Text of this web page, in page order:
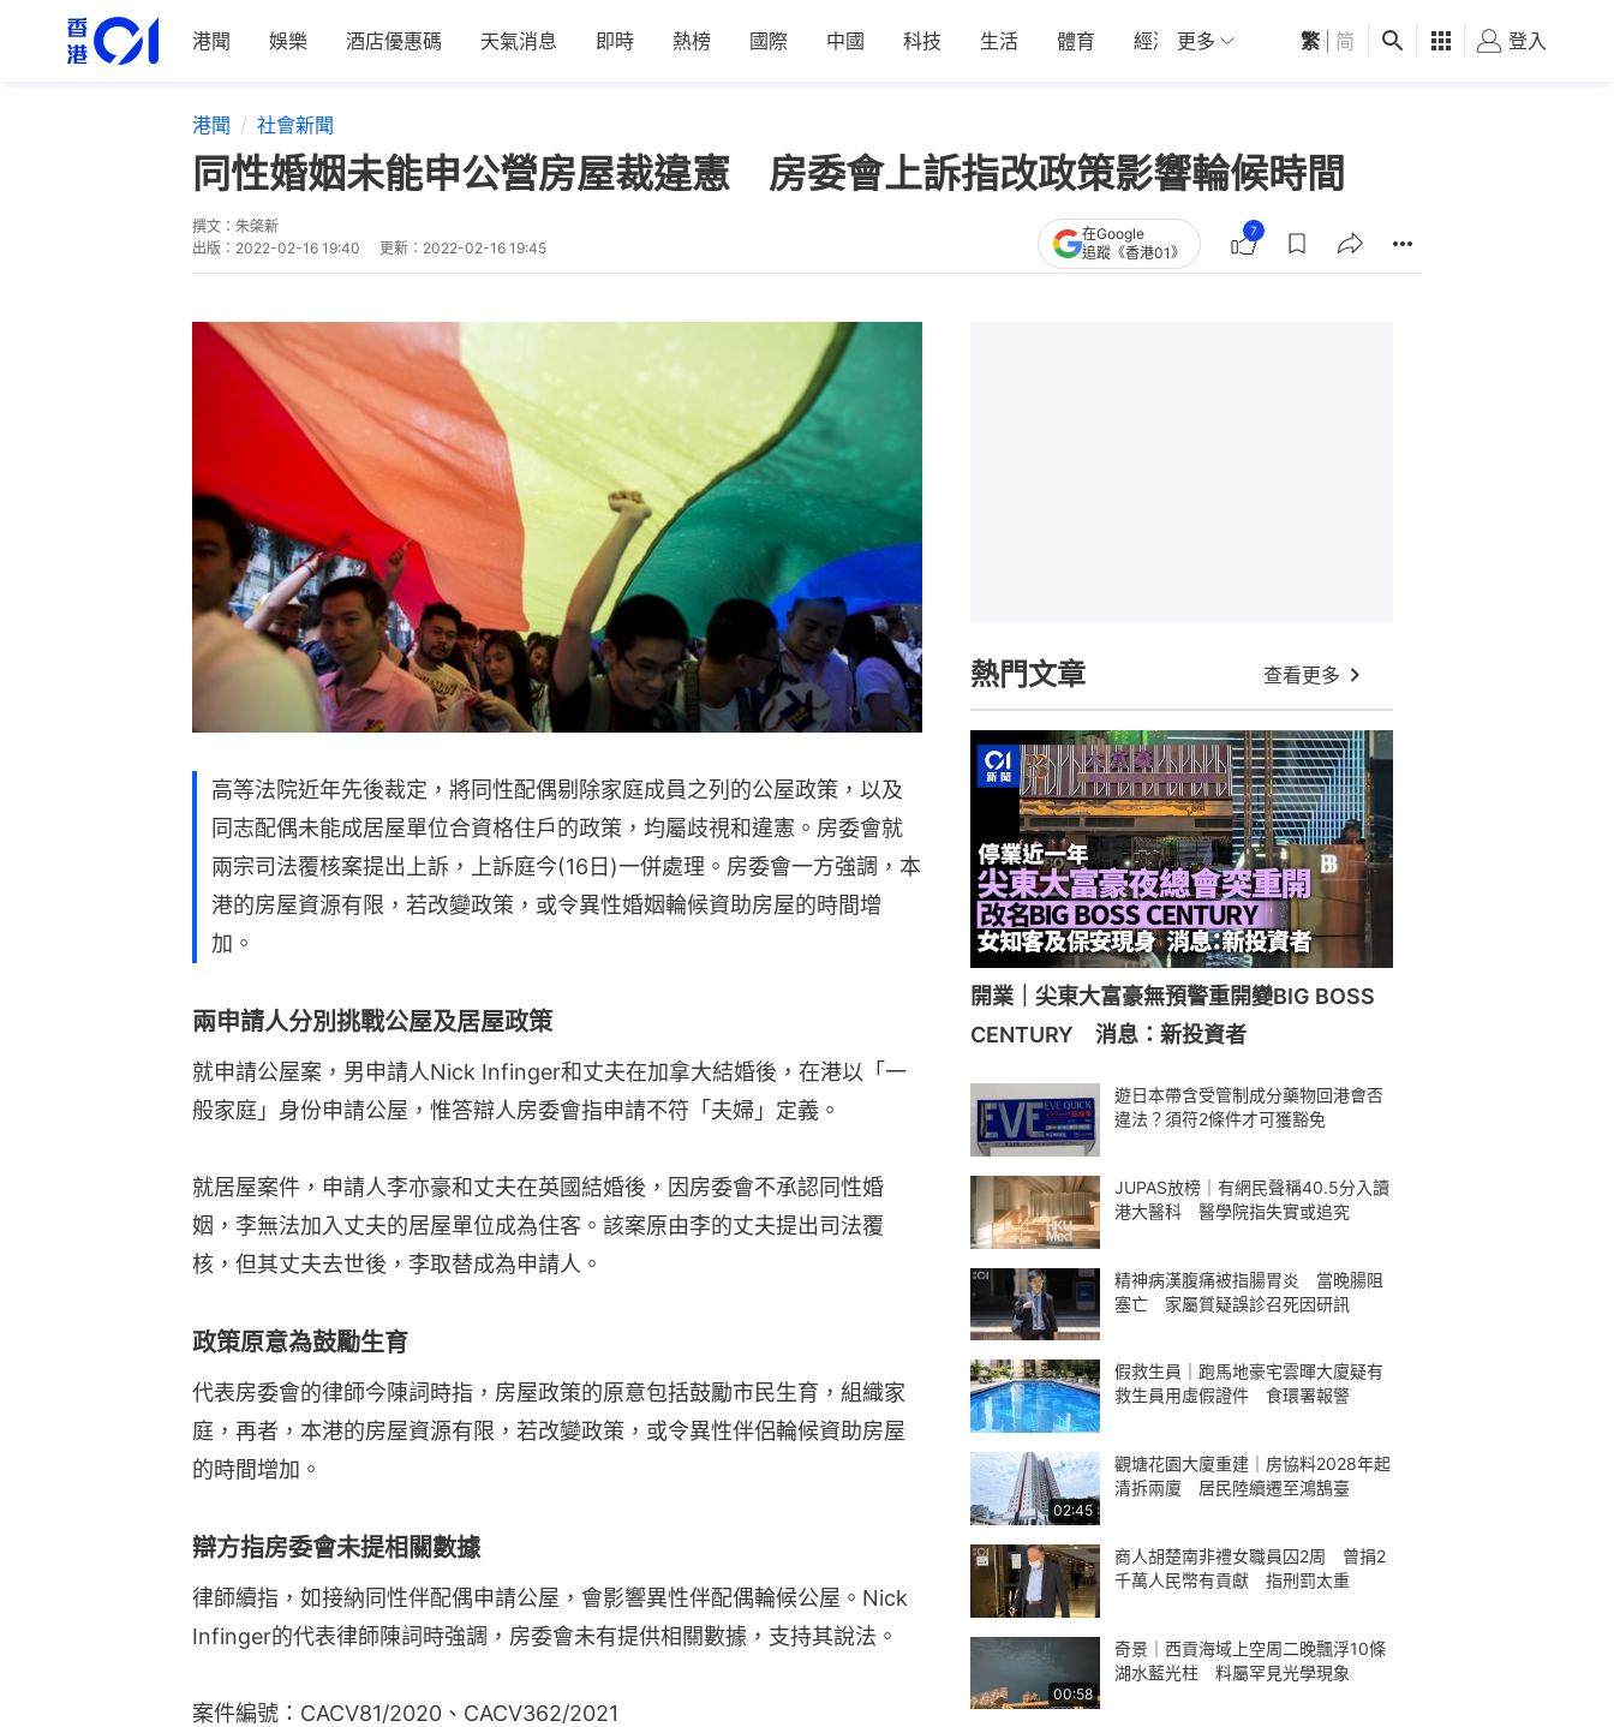
港聞 娛樂 酒店優惠碼 天氣消息 即時 熱榜 國際 中國 科技 生活 體育 經濟 01深圳 觀點 健康 好食玩飛
更多 繁 简 登入
港聞 社會新聞
同性婚姻未能申公營房屋裁違憲 房委會上訴指改政策影響輪候時間
撰文： 朱棨新
出版： 2022-02-16 19:40 更新： 2022-02-16 19:45
在Google
追蹤《香港01》
7
高等法院近年先後裁定，將同性配偶剔除家庭成員之列的公屋政策，以及
同志配偶未能成居屋單位合資格住戶的政策，均屬歧視和違憲。房委會就
兩宗司法覆核案提出上訴，上訴庭今(16日)一併處理。房委會一方強調，本
港的房屋資源有限，若改變政策，或令異性婚姻輪候資助房屋的時間增
加。
兩申請人分別挑戰公屋及居屋政策
就申請公屋案，男申請人Nick Infinger和丈夫在加拿大結婚後，在港以「一
般家庭」身份申請公屋，惟答辯人房委會指申請不符「夫婦」定義。
就居屋案件，申請人李亦豪和丈夫在英國結婚後，因房委會不承認同性婚
姻，李無法加入丈夫的居屋單位成為住客。該案原由李的丈夫提出司法覆
核，但其丈夫去世後，李取替成為申請人。
政策原意為鼓勵生育
代表房委會的律師今陳詞時指，房屋政策的原意包括鼓勵市民生育，組織家
庭，再者，本港的房屋資源有限，若改變政策，或令異性伴侶輪候資助房屋
的時間增加。
辯方指房委會未提相關數據
律師續指，如接納同性伴配偶申請公屋，會影響異性伴配偶輪候公屋。Nick
Infinger的代表律師陳詞時強調，房委會未有提供相關數據，支持其說法。
案件編號：CACV81/2020、CACV362/2021
熱門文章 查看更多
開業｜尖東大富豪無預警重開變BIG BOSS
CENTURY 消息：新投資者
遊日本帶含受管制成分藥物回港會否
違法？須符2條件才可獲豁免
JUPAS放榜｜有網民聲稱40.5分入讀
港大醫科 醫學院指失實或追究
精神病漢腹痛被指腸胃炎 當晚腸阻
塞亡 家屬質疑誤診召死因研訊
假救生員｜跑馬地豪宅雲暉大廈疑有
救生員用虛假證件 食環署報警
02:45
觀塘花園大廈重建｜房協料2028年起
清拆兩廈 居民陸續遷至鴻鵠臺
商人胡楚南非禮女職員囚2周 曾捐2
千萬人民幣有貢獻 指刑罰太重
00:58
奇景｜西貢海域上空周二晚飄浮10條
湖水藍光柱 料屬罕見光學現象